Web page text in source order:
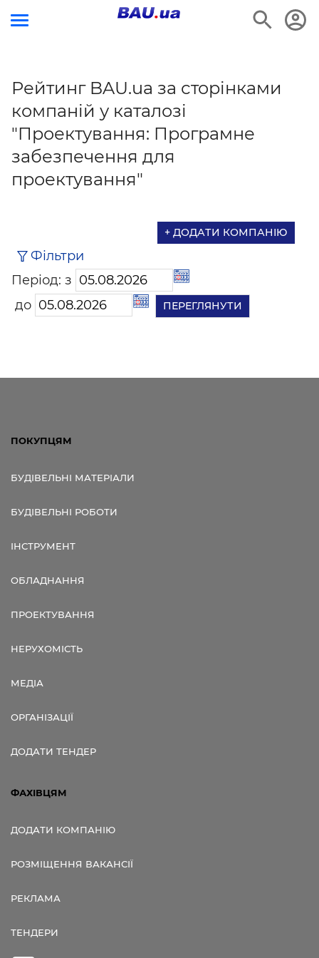
Рейтинг BAU.ua за сторінками
компаній у каталозі
"Проектування: Програмне
забезпечення для
проектування"
+ ДОДАТИ КОМПАНІЮ
Фільтри
Період: з
до
ПОКУПЦЯМ
БУДІВЕЛЬНІ МАТЕРІАЛИ
БУДІВЕЛЬНІ РОБОТИ
ІНСТРУМЕНТ
ОБЛАДНАННЯ
ПРОЕКТУВАННЯ
НЕРУХОМІСТЬ
МЕДІА
ОРГАНІЗАЦІЇ
ДОДАТИ ТЕНДЕР
ФАХІВЦЯМ
ДОДАТИ КОМПАНІЮ
РОЗМІЩЕННЯ ВАКАНСІЇ
РЕКЛАМА
ТЕНДЕРИ